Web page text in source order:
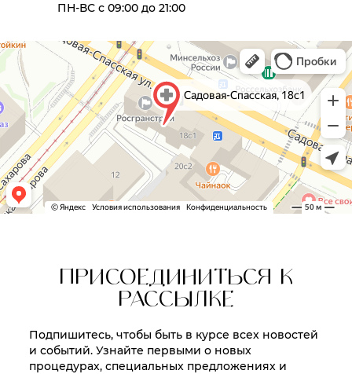
ПН-ВС с 09:00 до 21:00
ПРИСОЕДИНИТЬСЯ К
РАССЫЛКЕ
Подпишитесь, чтобы быть в курсе всех новостей
и событий. Узнайте первыми о новых
процедурах, специальных предложениях и